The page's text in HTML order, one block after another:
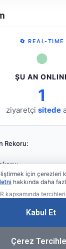
🔄 REAL-TIME
●
ŞU AN
1
ziyaretçi sitede
Rekoru:
Gerçek zamanlı sayaç
için çerezleri
hakkında daha
kapsamında
Kabul Et
Çerez